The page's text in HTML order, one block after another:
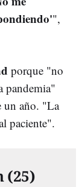
",
porque "no
pandemia"
un año. "La
paciente".
(25)